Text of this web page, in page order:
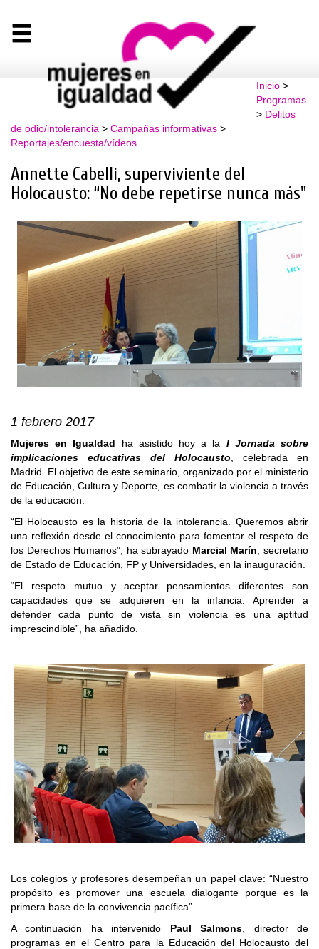
Inicio>
Programas
> Delitos
de odio/intolerancia > Campañas informativas >
Reportajes/encuesta/vídeos
Annette Cabelli, superviviente del
Holocausto: “No debe repetirse nunca más"
1 febrero 2017
Mujeres en Igualdad ha asistido hoy a la I Jornada sobre
implicaciones educativas del Holocausto , celebrada en
Madrid. El objetivo de este seminario, organizado por el ministerio
de Educación, Cultura y Deporte, es combatir la violencia a través
de la educación.
“El Holocausto es la historia de la intolerancia. Queremos abrir
una reflexión desde el conocimiento para fomentar el respeto de
los Derechos Humanos”, ha subrayado Marcial Marín , secretario
de Estado de Educación, FP y Universidades, en la inauguración.
“El respeto mutuo y aceptar pensamientos diferentes son
capacidades que se adquieren en la infancia. Aprender a
defender cada punto de vista sin violencia es una aptitud
imprescindible”, ha añadido.
Los colegios y profesores desempeñan un papel clave: “Nuestro
propósito es promover una escuela dialogante porque es la
primera base de la convivencia pacífica”.
A continuación ha intervenido Paul Salmons , director de
programas en el Centro para la Educación del Holocausto del